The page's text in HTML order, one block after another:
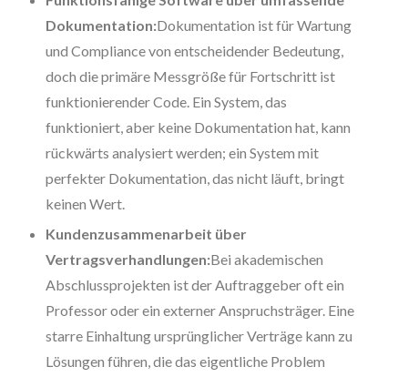
Dokumentation:Dokumentation ist für Wartung
und Compliance von entscheidender Bedeutung,
doch die primäre Messgröße für Fortschritt ist
funktionierender Code. Ein System, das
funktioniert, aber keine Dokumentation hat, kann
rückwärts analysiert werden; ein System mit
perfekter Dokumentation, das nicht läuft, bringt
keinen Wert.
Kundenzusammenarbeit über
Vertragsverhandlungen:Bei akademischen
Abschlussprojekten ist der Auftraggeber oft ein
Professor oder ein externer Anspruchsträger. Eine
starre Einhaltung ursprünglicher Verträge kann zu
Lösungen führen, die das eigentliche Problem